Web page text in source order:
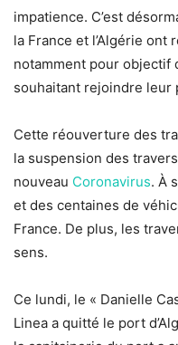
impatience. C’est
la France et l’Algérie
notamment pour objectif
souhaitant rejoindre leur
Cette réouverture des
la suspension des
nouveau Coronavirus. À
et des centaines de
France. De plus, les
sens.
Ce lundi, le « Danielle
Linea a quitté le port